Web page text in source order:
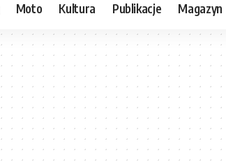
Moto Kultura Publikacje Magazyn